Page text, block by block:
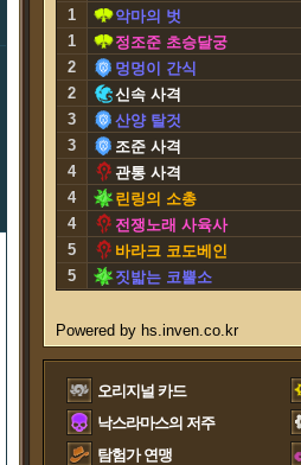
1
악마의 벗
1
정조준 초승달궁
2
멍멍이 간식
2
신속 사격
3
산양 탈것
3
조준 사격
4
관통 사격
4
린링의 소총
4
전쟁노래 사육사
5
바라크 코도베인
5
짓밟는 코뿔소
오리지널 카드
낙스라마스의 저주
탐험가 연맹